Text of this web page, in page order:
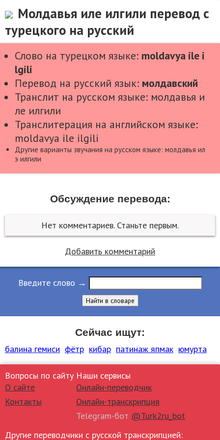
Молдавья иле илгили перевод с
турецкого на русский
Слово на турецком языке: moldavya ile i
lgili
Перевод на русский язык: молдавский
Транслит на русском языке: молдавья и
ле илгили
Транслитерация на английском языке:
moldavya ile ilgili
Другие варианты звучания на русском языке: молдавья ил
э илгили
Обсуждение перевода:
Нет комментариев. Станьте первым.
Добавить комментарий
Введите слово →
Найти в словаре
Сейчас ищут:
балина гемиси фётр кибар патинаж япмак юмурта
Вопросы по сайту
О сайте
Контакты
Наши сервисы
Онлайн-переводчик
Онлайн-транскрипция
Telegram-бот @Turk2ru_bot
Другие переводчики с русской транскрипцией: